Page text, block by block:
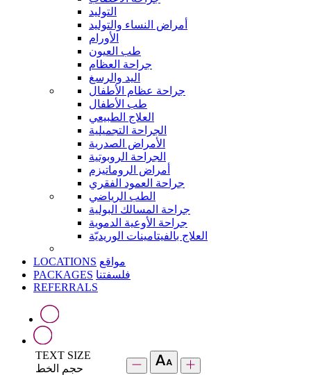
التوليد
أمراض النساء والتوليد
الأورام
طب العيون
جراحة العظام
اليد والرسغ
جراحة عظام الأطفال
طب الأطفال
العلاج الطبيعي
الجراحة التجميلية
الأمراض الصدرية
الجراحة الروبوتية
أمراض الروماتيزم
جراحة العمود الفقري
الطب الرياضي
جراحة المسالك البولية
جراحة الأوعية الدموية
العلاج بالفيتامينات الوريديّة
LOCATIONS مواقع
PACKAGES فلسفتنا
REFERRALS
TEXT SIZE
حجم الخط